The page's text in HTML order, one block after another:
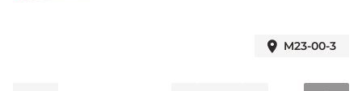
M23-00-3